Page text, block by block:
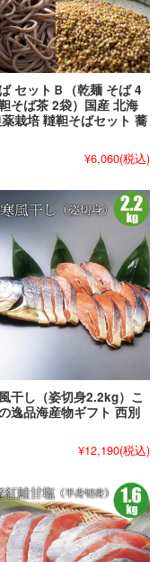
セットＢ（乾麺 そば 4
そば茶 2袋）国産 北海
栽培 韃靼そばセット 蕎
¥6,060(税込)
干し（姿切身2.2kg）こ
逸品海産物ギフト 西別
¥12,190(税込)